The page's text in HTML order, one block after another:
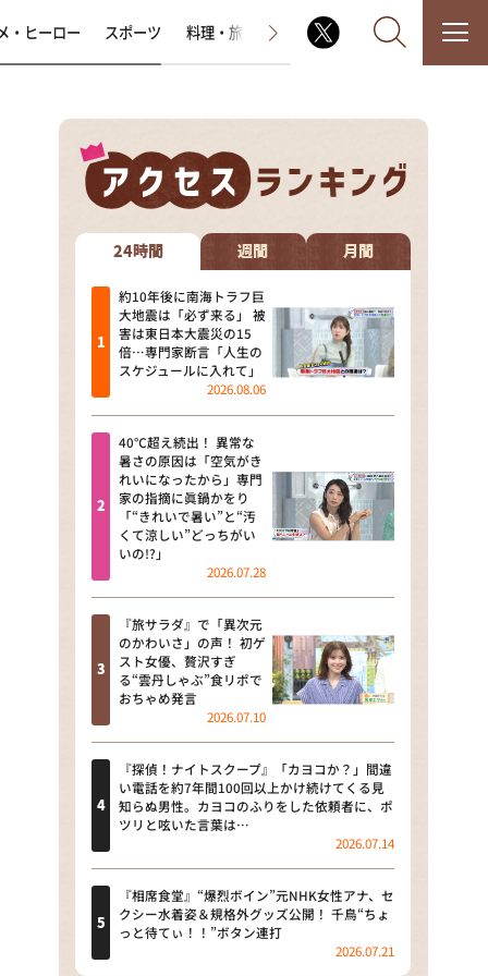
なるみ・岡村の過ぎるTV
相席食堂
これ余談なんですけど・・・
～人生密着トークバラエティ！
～ やすとものいたって真剣です
探偵！ナイトスクープ
news おかえり
河合＆A.B.C-Z塚田×福井アナ
「なんでやねん！？」（news お
かえり）
DAIGOも台所 ～きょうの献立 何
にする？～
本日はダイアンなり！シーズン２
朝だ！生です旅サラダ
教えて！ニュースライブ 正義の
ミカタ
ＬＩＦＥ～夢のカタチ～
新婚さんいらっしゃい！
ポツンと一軒家
ザキ山小屋本館
・ヒーロー スポーツ 料理・旅 ラジオ番組 その他
24時間 週間 月間
約10年後に南海トラフ巨
大地震は「必ず来る」 被
害は東日本大震災の15
倍…専門家断言「人生の
スケジュールに入れて」
2026.08.06
40℃超え続出！ 異常な
暑さの原因は「空気がき
れいになったから」専門
家の指摘に眞鍋かをり
「“きれいで暑い”と“汚
くて涼しい”どっちがい
いの!?」
2026.07.28
『旅サラダ』で「異次元
のかわいさ」の声！ 初ゲ
スト女優、贅沢すぎ
る“雲丹しゃぶ”食リポで
おちゃめ発言
2026.07.10
『探偵！ナイトスクープ』「カヨコか？」間違
い電話を約7年間100回以上かけ続けてくる見
知らぬ男性。カヨコのふりをした依頼者に、ポ
ツリと呟いた言葉は…
2026.07.14
『相席食堂』“爆烈ボイン”元NHK女性アナ、セ
クシー水着姿＆規格外グッズ公開！ 千鳥“ちょ
っと待てぃ！！”ボタン連打
2026.07.21